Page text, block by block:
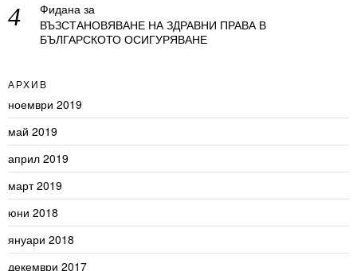
Фидана за
ВЪЗСТАНОВЯВАНЕ НА ЗДРАВНИ ПРАВА В
БЪЛГАРСКОТО ОСИГУРЯВАНЕ
АРХИВ
ноември 2019
май 2019
април 2019
март 2019
юни 2018
януари 2018
декември 2017